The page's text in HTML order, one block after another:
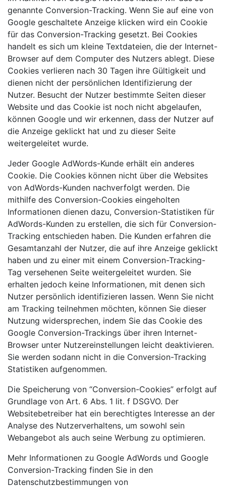
genannte Conversion-Tracking. Wenn Sie auf eine von
Google geschaltete Anzeige klicken wird ein Cookie
für das Conversion-Tracking gesetzt. Bei Cookies
handelt es sich um kleine Textdateien, die der Internet-
Browser auf dem Computer des Nutzers ablegt. Diese
Cookies verlieren nach 30 Tagen ihre Gültigkeit und
dienen nicht der persönlichen Identifizierung der
Nutzer. Besucht der Nutzer bestimmte Seiten dieser
Website und das Cookie ist noch nicht abgelaufen,
können Google und wir erkennen, dass der Nutzer auf
die Anzeige geklickt hat und zu dieser Seite
weitergeleitet wurde.
Jeder Google AdWords-Kunde erhält ein anderes
Cookie. Die Cookies können nicht über die Websites
von AdWords-Kunden nachverfolgt werden. Die
mithilfe des Conversion-Cookies eingeholten
Informationen dienen dazu, Conversion-Statistiken für
AdWords-Kunden zu erstellen, die sich für Conversion-
Tracking entschieden haben. Die Kunden erfahren die
Gesamtanzahl der Nutzer, die auf ihre Anzeige geklickt
haben und zu einer mit einem Conversion-Tracking-
Tag versehenen Seite weitergeleitet wurden. Sie
erhalten jedoch keine Informationen, mit denen sich
Nutzer persönlich identifizieren lassen. Wenn Sie nicht
am Tracking teilnehmen möchten, können Sie dieser
Nutzung widersprechen, indem Sie das Cookie des
Google Conversion-Trackings über ihren Internet-
Browser unter Nutzereinstellungen leicht deaktivieren.
Sie werden sodann nicht in die Conversion-Tracking
Statistiken aufgenommen.
Die Speicherung von “Conversion-Cookies” erfolgt auf
Grundlage von Art. 6 Abs. 1 lit. f DSGVO. Der
Websitebetreiber hat ein berechtigtes Interesse an der
Analyse des Nutzerverhaltens, um sowohl sein
Webangebot als auch seine Werbung zu optimieren.
Mehr Informationen zu Google AdWords und Google
Conversion-Tracking finden Sie in den
Datenschutzbestimmungen von